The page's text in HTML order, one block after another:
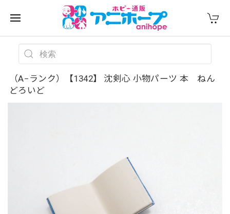
（A−ランク）【1342】 沈剣心 小物パーツ 本 ねん
どろいど